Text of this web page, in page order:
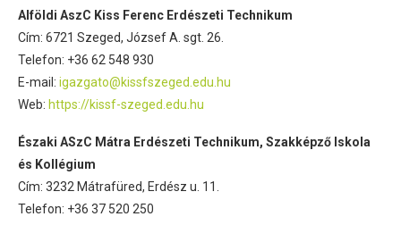
Alföldi AszC Kiss Ferenc Erdészeti Technikum
Cím: 6721 Szeged, József A. sgt. 26.
Telefon: +36 62 548 930
E-mail: igazgato@kissfszeged.edu.hu
Web: https://kissf-szeged.edu.hu
Északi ASzC Mátra Erdészeti Technikum, Szakképző Iskola
és Kollégium
Cím: 3232 Mátrafüred, Erdész u. 11.
Telefon: +36 37 520 250